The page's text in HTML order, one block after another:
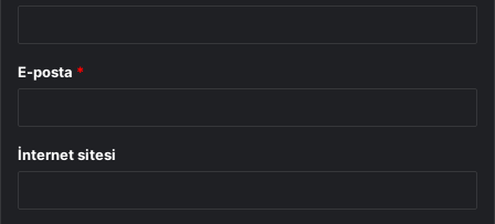
E-posta *
İnternet sitesi